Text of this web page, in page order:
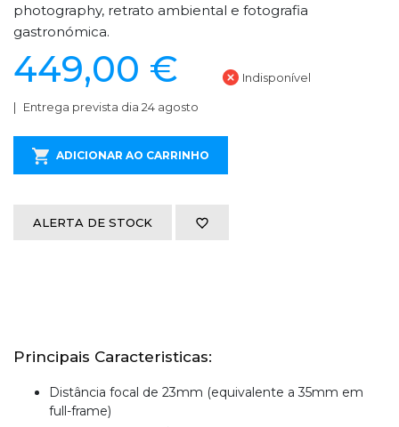
photography, retrato ambiental e fotografia
gastronómica.
449,00 € Indisponível
Entrega prevista dia 24 agosto
ADICIONAR AO CARRINHO
ALERTA DE STOCK
Principais Caracteristicas:
Distância focal de 23mm (equivalente a 35mm em
full-frame)